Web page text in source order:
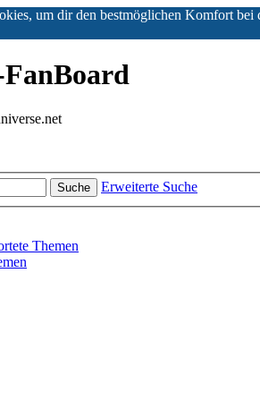
um dir den bestmöglichen Komfort bei
Suche Erweiterte Suche
Themen